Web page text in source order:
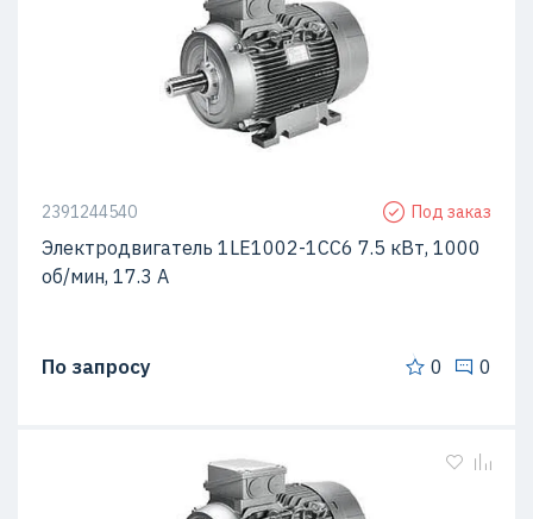
2391244540 Под заказ
Электродвигатель 1LE1002-1CC6 7.5 кВт, 1000
об/мин, 17.3 A
По запросу 0 0